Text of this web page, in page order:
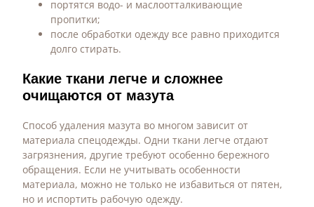
портятся водо- и маслоотталкивающие
пропитки;
после обработки одежду все равно приходится
долго стирать.
Какие ткани легче и сложнее
очищаются от мазута
Способ удаления мазута во многом зависит от
материала спецодежды. Одни ткани легче отдают
загрязнения, другие требуют особенно бережного
обращения. Если не учитывать особенности
материала, можно не только не избавиться от пятен,
но и испортить рабочую одежду.